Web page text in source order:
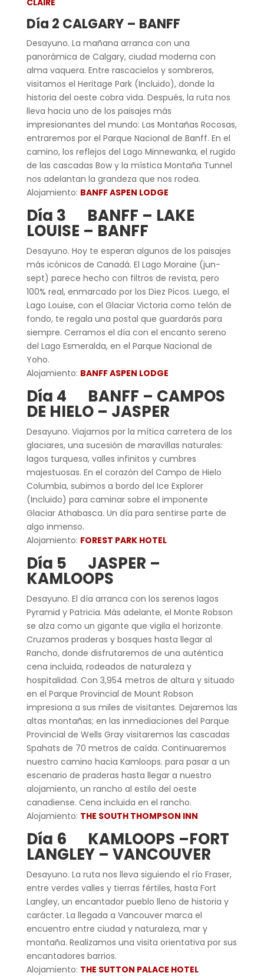
Día 2 CALGARY – BANFF
Desayuno. La mañana arranca con una
panorámica de Calgary, ciudad moderna con
alma vaquera. Entre rascacielos y sombreros,
visitamos el Heritage Park (Incluido), donde la
historia del oeste cobra vida. Después, la ruta nos
lleva hacia uno de los paisajes más
impresionantes del mundo: Las Montañas Rocosas,
entraremos por el Parque Nacional de Banff. En el
camino, los reflejos del Lago Minnewanka, el rugido
de las cascadas Bow y la mística Montaña Tunnel
nos adelantan la grandeza que nos rodea.
Alojamiento: BANFF ASPEN LODGE
Día 3 BANFF – LAKE
LOUISE – BANFF
Desayuno. Hoy te esperan algunos de los paisajes
más icónicos de Canadá. El Lago Moraine (jun-
sept) parece hecho con filtros de revista, pero
100% real, enmarcado por los Diez Picos. Luego, el
Lago Louise, con el Glaciar Victoria como telón de
fondo, te regala una postal que guardarás para
siempre. Cerramos el día con el encanto sereno
del Lago Esmeralda, en el Parque Nacional de
Yoho.
Alojamiento: BANFF ASPEN LODGE
Día 4 BANFF – CAMPOS
DE HIELO – JASPER
Desayuno. Viajamos por la mítica carretera de los
glaciares, una sucesión de maravillas naturales:
lagos turquesa, valles infinitos y cumbres
majestuosas. En el corazón del Campo de Hielo
Columbia, subimos a bordo del Ice Explorer
(Incluido) para caminar sobre el imponente
Glaciar Athabasca. Un día para sentirse parte de
algo inmenso.
Alojamiento: FOREST PARK HOTEL
Día 5 JASPER –
KAMLOOPS
Desayuno. El día arranca con los serenos lagos
Pyramid y Patricia. Más adelante, el Monte Robson
se alza como un gigante que vigila el horizonte.
Cruzamos praderas y bosques hasta llegar al
Rancho, donde disfrutaremos de una auténtica
cena incluida, rodeados de naturaleza y
hospitalidad. Con 3,954 metros de altura y situado
en el Parque Provincial de Mount Robson
impresiona a sus miles de visitantes. Dejaremos las
altas montañas; en las inmediaciones del Parque
Provincial de Wells Gray visitaremos las cascadas
Spahats de 70 metros de caída. Continuaremos
nuestro camino hacia Kamloops. para pasar a un
escenario de praderas hasta llegar a nuestro
alojamiento, un rancho al estilo del oeste
canadiense. Cena incluida en el rancho.
Alojamiento: THE SOUTH THOMPSON INN
Día 6 KAMLOOPS –FORT
LANGLEY – VANCOUVER
Desayuno. La ruta nos lleva siguiendo el río Fraser,
entre verdes valles y tierras fértiles, hasta Fort
Langley, un encantador pueblo lleno de historia y
carácter. La llegada a Vancouver marca el
encuentro entre ciudad y naturaleza, mar y
montaña. Realizamos una visita orientativa por sus
encantadores barrios.
Alojamiento: THE SUTTON PALACE HOTEL